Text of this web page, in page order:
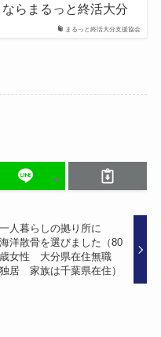
まるっと終活大分支援協会
らまるっと​終活大分
一人​暮らしの​拠り所に​
海洋散骨を​選びました​（80​
歳女性 大分県在住無職
独居 家族は​千葉県在住）